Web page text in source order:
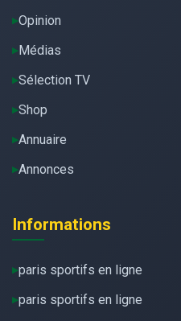
Opinion
Médias
Sélection TV
Shop
Annuaire
Annonces
Informations
paris sportifs en ligne
paris sportifs en ligne